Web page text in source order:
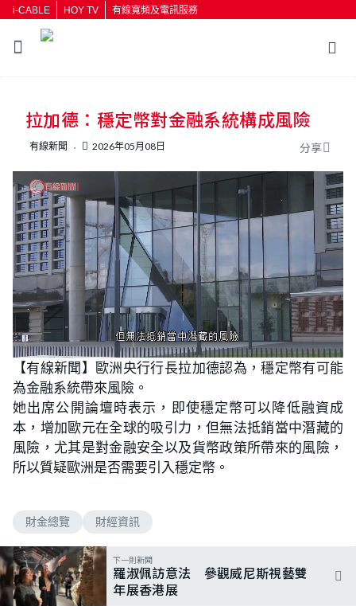
i-CABLE HOY TV 有線寬頻及電訊服務
拉加德：穩定幣對金融系統構成風險
有線新聞 2026年05月08日 分享
U
n
m
t
e
L
o
a
d
1
0
0
.
0
0
%
【有線新聞】歐洲央行行長拉加德認為，穩定幣有可能
為金融系統帶來風險。
她出席公開論壇時表示，即使穩定幣可以降低融資成
本，增加歐元在全球的吸引力，但無法抵銷當中潛藏的
風險，尤其是對金融安全以及貨幣政策所帶來的風險，
所以質疑歐洲是否需要引入穩定幣。
財金總覽 財經資訊
下一則新聞
羅淑佩訪意法 參觀威尼斯視藝雙
年展香港展